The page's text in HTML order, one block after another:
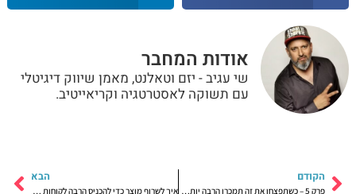
אודות המחבר
שי עגיב - יזם וטאלנט, מאמן שיווק דיגיטלי
עם תשוקה לאסטרטגיה וקריאייטיב.
הקודם
פרק 5 – כשתפצחו את זה תמכרו הרבה יותר, במחירים גבוהים יותר אפילו אם אתם מוכרים סתם "סחורה" ללא שום מיתוג ובידול ייחודי..
הבא
איך לשרוף מוצר כדי להכניס הרבה לקוחות חדשים ומהר!